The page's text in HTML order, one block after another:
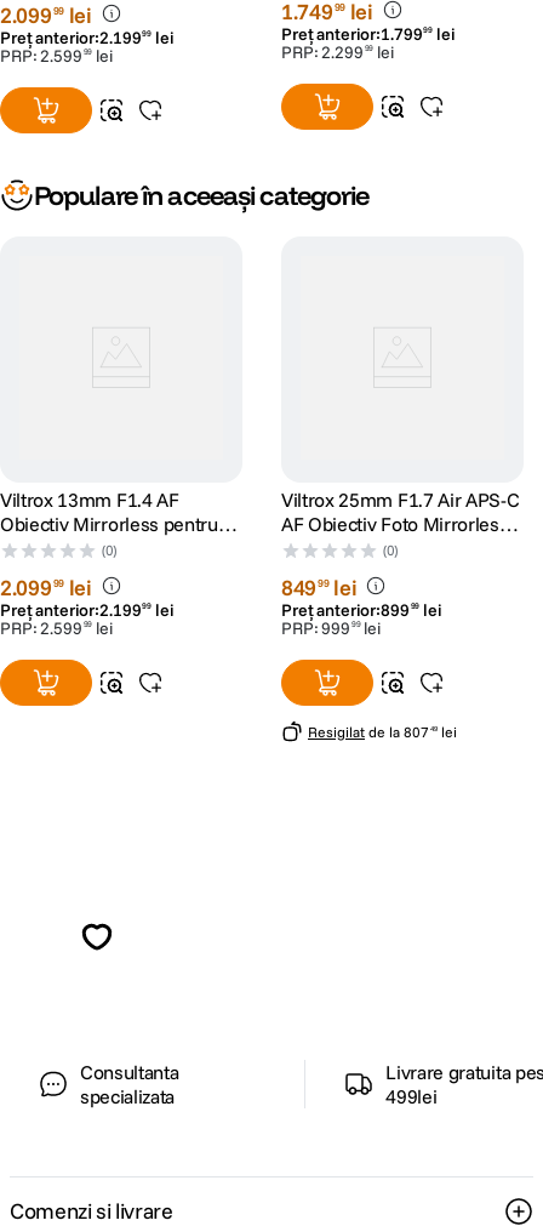
2.09999 lei
Preț anterior:2.19999 lei
PRP:2.599 99 lei
1.74999 lei
Preț anterior:1.79999 lei
PRP:2.299 99 lei
Populare în aceeași categorie
Viltrox 13mm F1.4 AF
Obiectiv Mirrorless pentru
FujiFilm X
(0)
2.09999 lei
Preț anterior:2.19999 lei
PRP:2.599 99 lei
Viltrox 25mm F1.7 Air APS-C
AF Obiectiv Foto Mirrorless
Montura Z
(0)
84999 lei
Preț anterior:899 99 lei
PRP:999 99 lei
Resigilat de la 807 49 lei
Consultanta
specializata
Livrare gratuita
499lei
Comenzi si livrare